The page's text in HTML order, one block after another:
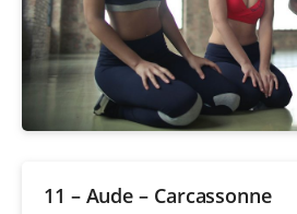
11 – Aude – Carcassonne